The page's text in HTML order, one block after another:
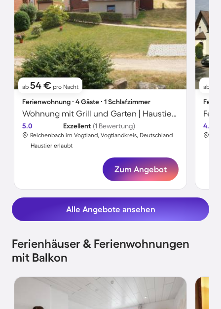
ab 54 € pro Nacht
Ferienwohnung ∙ 4 Gäste ∙ 1 Schlafzimmer
Wohnung mit Grill und Garten | Haustierfreundlich
5.0 Exzellent (1 Bewertung)
Reichenbach im Vogtland, Vogtlandkreis, Deutschland
Haustier erlaubt
Zum Angebot
ab
4.5
Alle Angebote ansehen
Ferienhäuser & Ferienwohnungen
mit Balkon